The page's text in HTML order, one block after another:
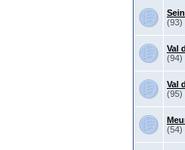
(93)
Val
(94)
Val
(95)
(54)